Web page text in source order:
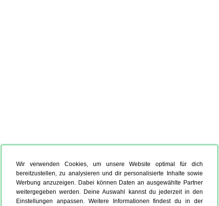
Wir verwenden Cookies, um unsere Website optimal für dich
bereitzustellen, zu analysieren und dir personalisierte Inhalte sowie
Werbung anzuzeigen. Dabei können Daten an ausgewählte Partner
weitergegeben werden. Deine Auswahl kannst du jederzeit in den
Einstellungen anpassen. Weitere Informationen findest du in der